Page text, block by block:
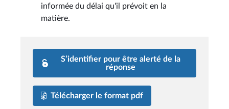
informée du délai qu'il prévoit en la
matière.
S’identifier pour être alerté de la
réponse
Télécharger le format pdf